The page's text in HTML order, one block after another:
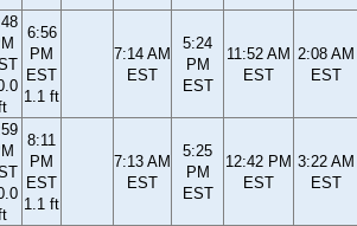
6:56
PM
EST
1.1 ft
7:14 AM
EST
5:24
PM
EST
11:52 AM
EST
2:08 AM
EST
8:11
PM
EST
1.1 ft
7:13 AM
EST
5:25
PM
EST
12:42 PM
EST
3:22 AM
EST